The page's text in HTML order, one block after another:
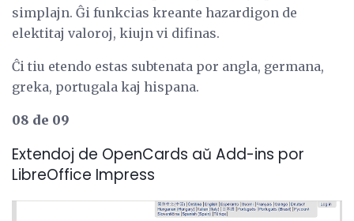
simplajn. Ĝi funkcias kreante hazardigon de
elektitaj valoroj, kiujn vi difinas.
Ĉi tiu etendo estas subtenata por angla, germana,
greka, portugala kaj hispana.
08 de 09
Extendoj de OpenCards aŭ Add-ins por
LibreOffice Impress